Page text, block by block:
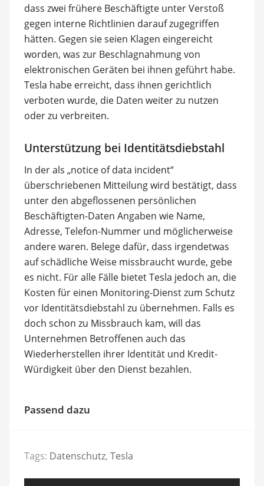
dass zwei frühere Beschäftigte unter Verstoß
gegen interne Richtlinien darauf zugegriffen
hätten. Gegen sie seien Klagen eingereicht
worden, was zur Beschlagnahmung von
elektronischen Geräten bei ihnen geführt habe.
Tesla habe erreicht, dass ihnen gerichtlich
verboten wurde, die Daten weiter zu nutzen
oder zu verbreiten.
Unterstützung bei Identitätsdiebstahl
In der als „notice of data incident“
überschriebenen Mitteilung wird bestätigt, dass
unter den abgeflossenen persönlichen
Beschäftigten-Daten Angaben wie Name,
Adresse, Telefon-Nummer und möglicherweise
andere waren. Belege dafür, dass irgendetwas
auf schädliche Weise missbraucht wurde, gebe
es nicht. Für alle Fälle bietet Tesla jedoch an, die
Kosten für einen Monitoring-Dienst zum Schutz
vor Identitätsdiebstahl zu übernehmen. Falls es
doch schon zu Missbrauch kam, will das
Unternehmen Betroffenen auch das
Wiederherstellen ihrer Identität und Kredit-
Würdigkeit über den Dienst bezahlen.
Passend dazu
Tags: Datenschutz, Tesla